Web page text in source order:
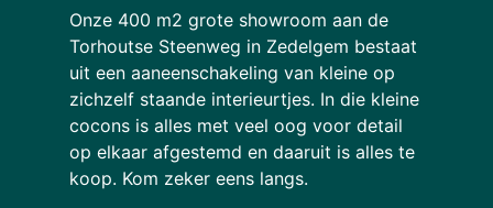
Onze 400 m2 grote showroom aan de
Torhoutse Steenweg in Zedelgem bestaat
uit een aaneenschakeling van kleine op
zichzelf staande interieurtjes. In die kleine
cocons is alles met veel oog voor detail
op elkaar afgestemd en daaruit is alles te
koop. Kom zeker eens langs.